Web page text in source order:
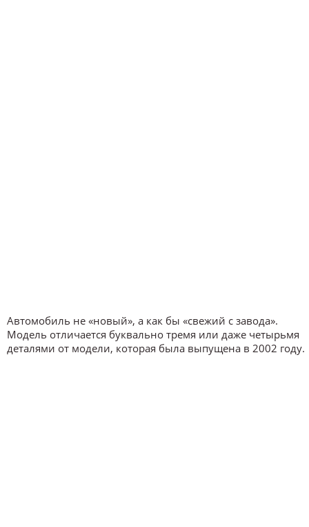
Автомобиль не «новый», а как бы «свежий с завода».
Модель отличается буквально тремя или даже четырьмя
деталями от модели, которая была выпущена в 2002 году.